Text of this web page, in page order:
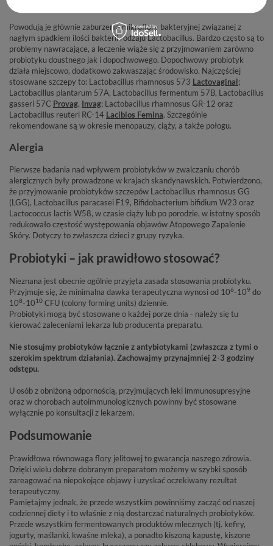
Infekcje układu moczowo-płciowego
Powodują je głównie zaburzenia mikroflory bakteryjnej związanej z
nagłym spadkiem ilości bakterii rodzaju Lactobacillus. Bardzo często są to
problemy nawracające, a leczenie wiąże się z przyjmowaniem zarówno
probiotyku doustnego jak i dopochwowego. Dopochwowy probiotyk
działa miejscowo, dodatkowo zakwaszając środowisko. Najczęściej
stosowane szczepy to: Lactobacillus rhamnosus 573 Lactovaginal;
Lactobacillus plantarum 57A, Lactobacillus fermentum 57B, Lactobacillus
gasseri 57C Provag, Invag; Lactobacillus rhamnosus GR-12 oraz
Lactobacillus reuteri RC-14 Lacibios Femina. Szczególnie
rekomendowane są w okresie menopauzy, ciąży, a także połogu.
Alergia
Pierwsze badania nad wpływem probiotyków w zwalczaniu chorób
alergicznych były prowadzone w krajach skandynawskich. Potwierdzono,
że przyjmowanie probiotyków szczepów Lactobacillus rhamnosus GG
(LGG), Lactobacillus paracasei F19, Bifidobacterium bifidium W23 oraz
Lactococcus lactis W58, w czasie ciąży lub po porodzie, w istotny sposób
redukowało częstość występowania objawów Atopowego Zapalenie
Skóry. Dotyczy to zwłaszcza dzieci z grupy ryzyka.
Probiotyki – jak prawidłowo stosować?
Nieznana jest obecnie ogólnie przyjęta zasada stosowania probiotyku.
Przyjmuje się, że minimalna dawka terapeutyczna wynosi od 106-109 do
108-1010 CFU (colony forming units) dziennie.
Probiotyki mogą być stosowane o każdej porze dnia - należy się tu
kierować zaleceniami lekarza lub producenta preparatu.
Nie stosujmy probiotyków łącznie z antybiotykami (zwłaszcza z tymi o
szerokim spektrum działania). Zachowajmy przynajmniej 2-3 godziny
odstępu.
U osób z obniżoną odpornością, przyjmujących leki immunosupresyjne
oraz w chorobach autoimmunologicznych powinny być stosowane
wyłącznie po konsultacji z lekarzem.
Podsumowanie
Prawidłowa równowaga flory jelitowej to gwarancja naszego zdrowia.
Dzięki wielu dobrze dobranym preparatom możemy w szybki sposób
zareagować na niepokojące objawy i uzyskać oczekiwany rezultat
terapeutyczny.
Pamiętajmy jednak, że przede wszystkim powinniśmy zacząć od naszej
codziennej diety i to właśnie z nią dostarczać naturalnych probiotyków.
Przede wszystkim fermentowanych produktów mlecznych (tj. kefiry,
jogurty, maślanki, kwaśne mleka), a ponadto kiszoną kapustę, kiszone